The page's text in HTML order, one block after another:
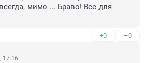
мимо ... Браво! Все для
+0 –0
17:16